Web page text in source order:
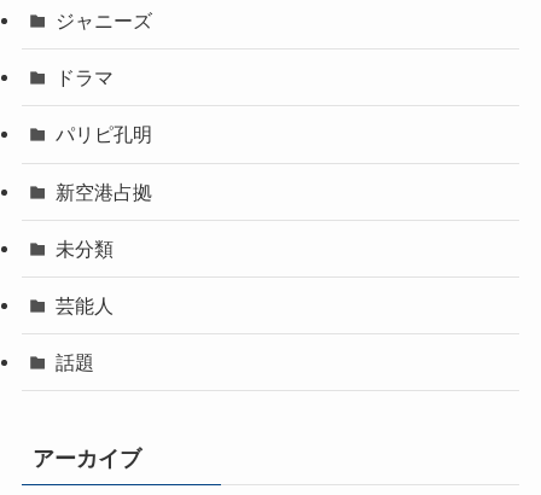
ジャニーズ
ドラマ
パリピ孔明
新空港占拠
未分類
芸能人
話題
アーカイブ